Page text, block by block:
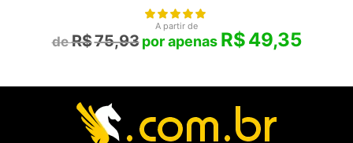
A partir de
R$75,93 R$49,35